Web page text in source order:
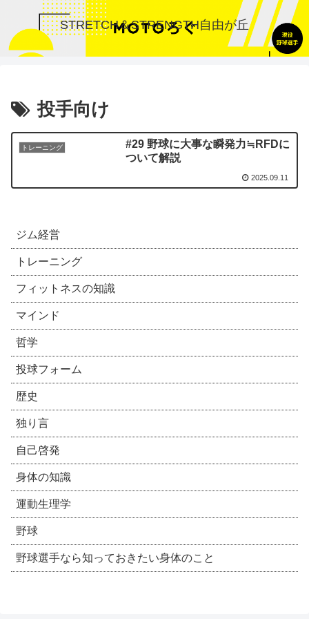
STRETCH＆STRENGTH自由が丘
投手向け
トレーニング
#29 野球に大事な瞬発力≒RFDに
ついて解説
2025.09.11
ジム経営
トレーニング
フィットネスの知識
マインド
哲学
投球フォーム
歴史
独り言
自己啓発
身体の知識
運動生理学
野球
野球選手なら知っておきたい身体のこと